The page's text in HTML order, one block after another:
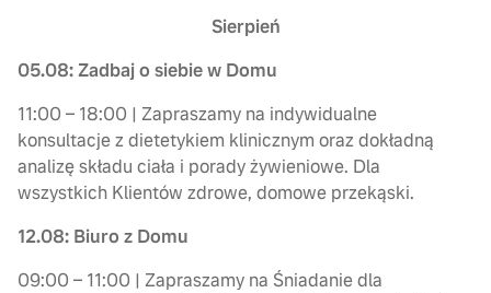
Sierpień
05.08: Zadbaj o siebie w Domu
11:00 – 18:00 | Zapraszamy na indywidualne
konsultacje z dietetykiem klinicznym oraz dokładną
analizę składu ciała i porady żywieniowe. Dla
wszystkich Klientów zdrowe, domowe przekąski.
12.08: Biuro z Domu
09:00 – 11:00 | Zapraszamy na Śniadanie dla